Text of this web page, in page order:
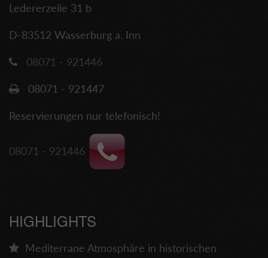
Ledererzeile 31 b
D-83512 Wasserburg a. Inn
08071 - 921446
08071 - 921447
Reservierungen nur telefonisch!
08071 - 921446
HIGHLIGHTS
Mediterrane Atmosphäre in historischen